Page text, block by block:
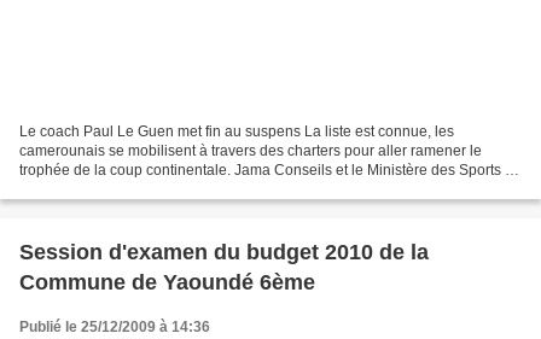
Le coach Paul Le Guen met fin au suspens La liste est connue, les
camerounais se mobilisent à travers des charters pour aller ramener le
trophée de la coup continentale. Jama Conseils et le Ministère des Sports de
Session d'examen du budget 2010 de la
Commune de Yaoundé 6ème
Publié le 25/12/2009 à 14:36